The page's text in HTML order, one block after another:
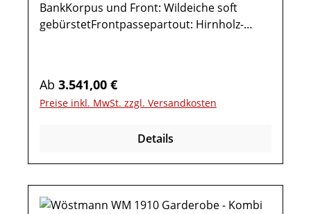
BankKorpus und Front: Wildeiche soft
gebürstetFrontpassepartout: Hirnholz-
Garderobe - Kombination
0101Gesamtmaße in cm: B 233,8 / H 182,0 /
Abstand)3-teilige Kombination bestehend
/ H 53,6 / T 45,2 1x Wandgarderobe TYPE
131041 Kleiderstange2 Kleiderhaken1
Regulärer Preis:
Ab 3.541,00 €
Preise inkl. MwSt. zzgl. Versandkosten
Details